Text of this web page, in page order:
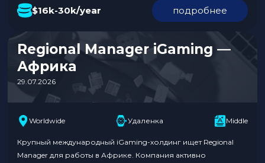
клиентами. Уровень зарплаты составляет от $16k до $30k в
год. Это отличная возможность для профессионалов,
желающих развиваться в сфере криптовалют. Обязанности:
Требования к кандидату: Условия: Откликнуться по ссылке….
$16k-30k/year подробнее
Regional Manager iGaming —
Африка
29.07.2026
Worldwide Удаленка Middle
Крупный международный iGaming-холдинг ищет Regional
Manager для работы в Африке. Компания активно